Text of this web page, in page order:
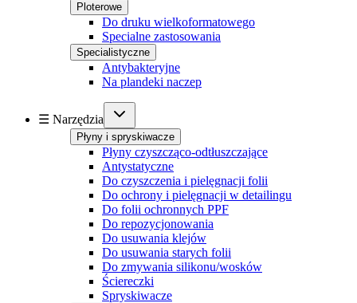
Ploterowe
Do druku wielkoformatowego
Specialne zastosowania
Specialistyczne
Antybakteryjne
Na plandeki naczep
☰ Narzędzia
Płyny i spryskiwacze
Płyny czyszcząco-odtłuszczające
Antystatyczne
Do czyszczenia i pielęgnacji folii
Do ochrony i pielęgnacji w detailingu
Do folii ochronnych PPF
Do repozycjonowania
Do usuwania klejów
Do usuwania starych folii
Do zmywania silikonu/wosków
Ściereczki
Spryskiwacze